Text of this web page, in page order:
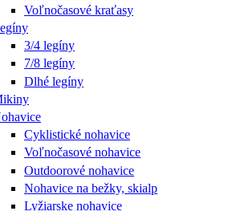
Voľnočasové kraťasy
3/4 legíny
7/8 legíny
Dlhé legíny
Cyklistické nohavice
Voľnočasové nohavice
Outdoorové nohavice
Nohavice na bežky, skialp
Lyžiarske nohavice